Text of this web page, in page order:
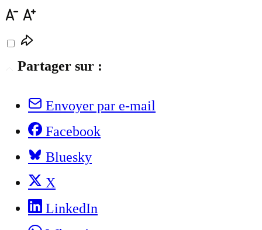
Partager sur :
Envoyer par e-mail
Facebook
Bluesky
X
LinkedIn